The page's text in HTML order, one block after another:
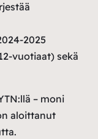
2025
vuotiaat) sekä
– moni
aloittanut